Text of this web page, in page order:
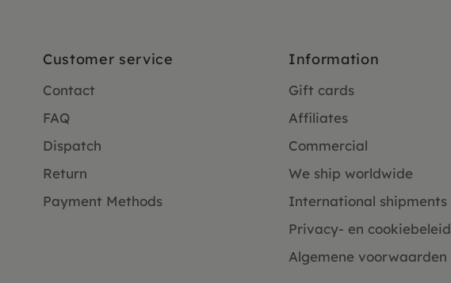
Customer service
Contact
FAQ
Dispatch
Return
Payment Methods
Information
Gift cards
Affiliates
Commercial
We ship worldwide
International shipments
Privacy- en cookiebeleid
Algemene voorwaarden